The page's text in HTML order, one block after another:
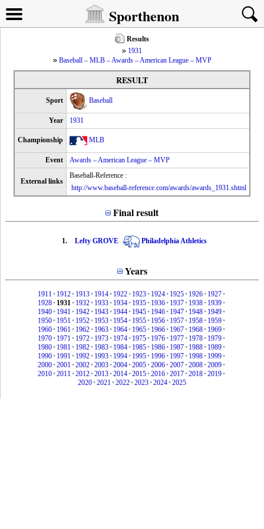
Sporthenon
Results
1931
Baseball – MLB – Awards – American League – MVP
RESULT
Sport Baseball
Year 1931
Championship MLB
Event Awards – American League – MVP
External links
Baseball-Reference :
http://www.baseball-reference.com/awards/awards_1931.shtml
Final result
1. Lefty GROVE Philadelphia Athletics
Years
1911• 1912• 1913• 1914• 1922• 1923• 1924• 1925• 1926• 1927•
1928• 1931• 1932• 1933• 1934• 1935• 1936• 1937• 1938• 1939•
1940• 1941• 1942• 1943• 1944• 1945• 1946• 1947• 1948• 1949•
1950• 1951• 1952• 1953• 1954• 1955• 1956• 1957• 1958• 1959•
1960• 1961• 1962• 1963• 1964• 1965• 1966• 1967• 1968• 1969•
1970• 1971• 1972• 1973• 1974• 1975• 1976• 1977• 1978• 1979•
1980• 1981• 1982• 1983• 1984• 1985• 1986• 1987• 1988• 1989•
1990• 1991• 1992• 1993• 1994• 1995• 1996• 1997• 1998• 1999•
2000•2001•2002•2003•2004•2005•2006•2007•2008•2009•
2010•2011•2012•2013•2014•2015•2016•2017•2018•2019•
2020•2021•2022•2023•2024•2025